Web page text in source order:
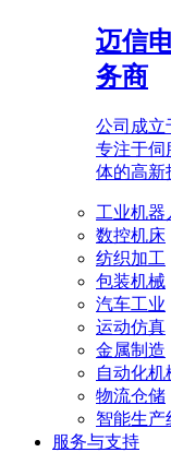
迈信
务商
公司成立
专注于伺
体的高新
工业机器
数控机床
纺织加工
包装机械
汽车工业
运动仿真
金属制造
自动化机
物流仓储
智能生产
服务与支持